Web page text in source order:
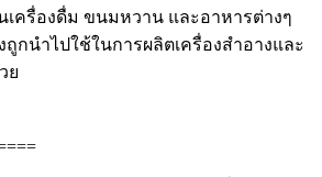
เครื่องดื่ม ขนมหวาน และอาหารต่างๆ
ถูกนำไปใช้ในการผลิตเครื่องสำอางและ
ย